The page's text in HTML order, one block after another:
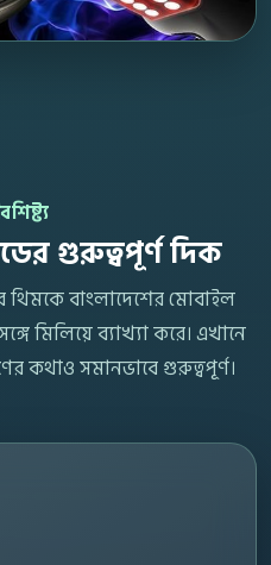
গুরুত্বপূর্ণ দিক
বাংলাদেশের মোবাইল
মিলিয়ে ব্যাখ্যা করে। এখানে
কথাও সমানভাবে গুরুত্বপূর্ণ।